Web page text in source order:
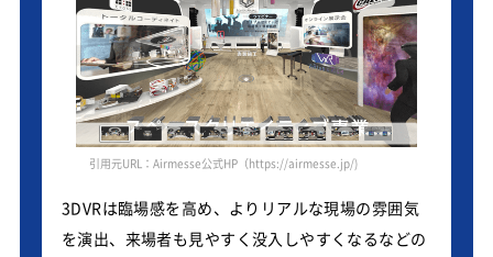
引用元URL：Airmesse公式HP（https://airmesse.jp/)
3DVRは臨場感を高め、よりリアルな現場の雰囲気
を演出、来場者も見やすく没入しやすくなるなどの